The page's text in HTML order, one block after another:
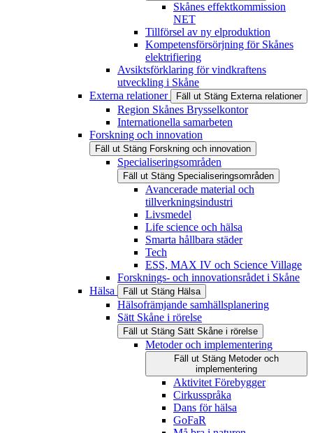
Skånes effektkommission
NET
Tillförsel av ny elproduktion
Kompetensförsörjning för Skånes
elektrifiering
Avsiktsförklaring för vindkraftens
utveckling i Skåne
Externa relationer
Fäll ut Stäng Externa relationer
Region Skånes Brysselkontor
Internationella samarbeten
Forskning och innovation
Fäll ut Stäng Forskning och innovation
Specialiseringsområden
Fäll ut Stäng Specialiseringsområden
Avancerade material och
tillverkningsindustri
Livsmedel
Life science och hälsa
Smarta hållbara städer
Tech
ESS, MAX IV och Science Village
Forsknings- och innovationsrådet i Skåne
Hälsa
Fäll ut Stäng Hälsa
Hälsofrämjande samhällsplanering
Sätt Skåne i rörelse
Fäll ut Stäng Sätt Skåne i rörelse
Metoder och implementering
Fäll ut Stäng Metoder och
implementering
Aktivitet Förebygger
Cirkusspråka
Dans för hälsa
GoFaR